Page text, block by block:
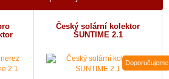
Český solární kolektor
SUNTIME 2.1
Doporučujeme